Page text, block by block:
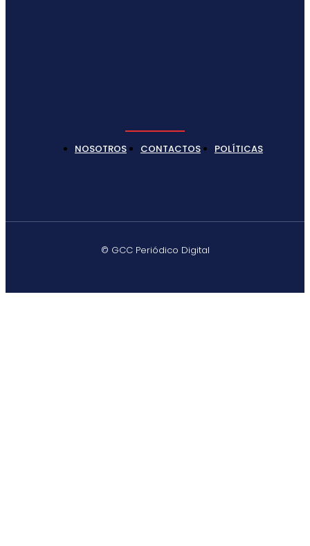
NOSOTROS CONTACTOS POLÍTICAS
© GCC Periódico Digital